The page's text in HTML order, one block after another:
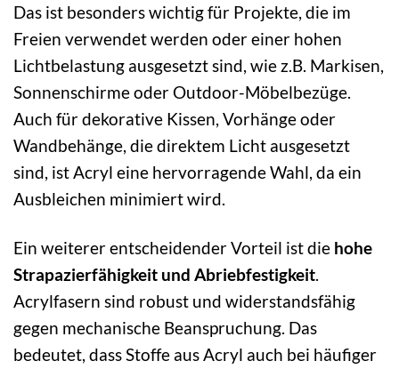
Das ist besonders wichtig für Projekte, die im
Freien verwendet werden oder einer hohen
Lichtbelastung ausgesetzt sind, wie z.B. Markisen,
Sonnenschirme oder Outdoor-Möbelbezüge.
Auch für dekorative Kissen, Vorhänge oder
Wandbehänge, die direktem Licht ausgesetzt
sind, ist Acryl eine hervorragende Wahl, da ein
Ausbleichen minimiert wird.
Ein weiterer entscheidender Vorteil ist die hohe
Strapazierfähigkeit und Abriebfestigkeit.
Acrylfasern sind robust und widerstandsfähig
gegen mechanische Beanspruchung. Das
bedeutet, dass Stoffe aus Acryl auch bei häufiger